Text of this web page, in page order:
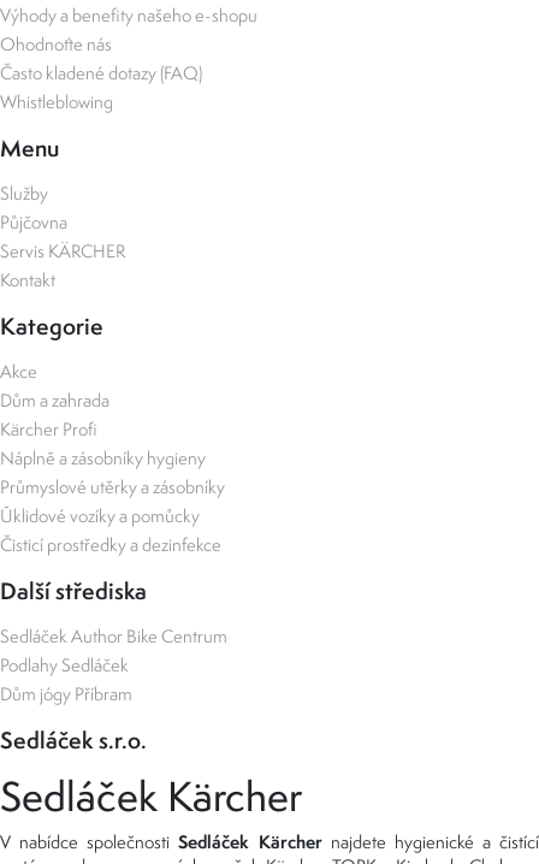
Výhody a benefity našeho e-shopu
Ohodnoťte nás
Často kladené dotazy (FAQ)
Whistleblowing
Menu
Služby
Půjčovna
Servis KÄRCHER
Kontakt
Kategorie
Akce
Dům a zahrada
Kärcher Profi
Náplně a zásobníky hygieny
Průmyslové utěrky a zásobníky
Úklidové vozíky a pomůcky
Čisticí prostředky a dezinfekce
Další střediska
Sedláček Author Bike Centrum
Podlahy Sedláček
Dům jógy Příbram
Sedláček s.r.o.
Sedláček Kärcher
V nabídce společnostiSedláček Kärchernajdete hygienické a čistící